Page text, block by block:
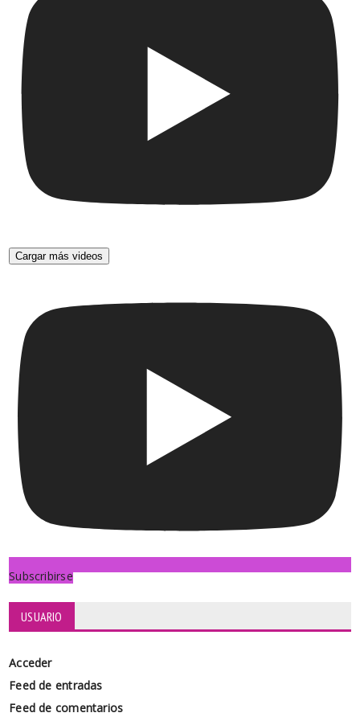
Cargar más videos
Subscribirse
USUARIO
Acceder
Feed de entradas
Feed de comentarios